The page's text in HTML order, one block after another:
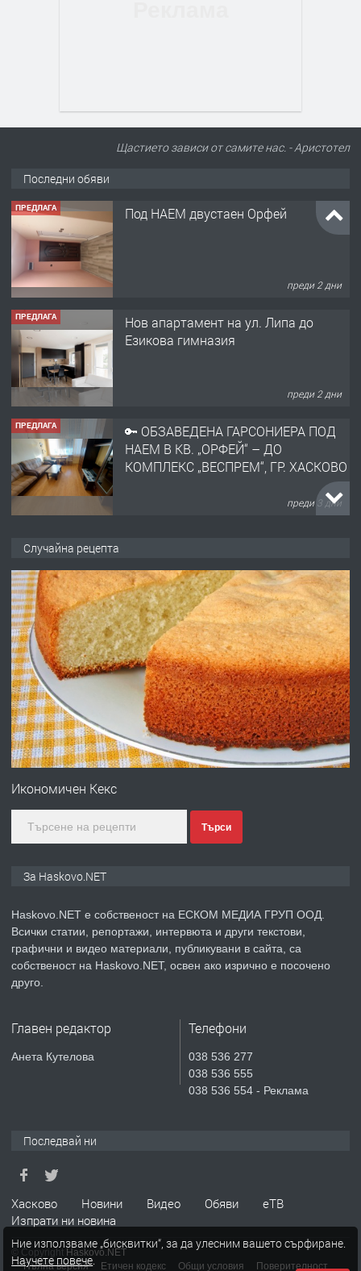
Щастието зависи от самите нас. - Аристотел
Последни обяви
ПРЕДЛАГА Под НАЕМ двустаен Орфей
преди 2 дни
ПРЕДЛАГА
Нов апартамент на ул. Липа до
Езикова гимназия
преди 2 дни
ПРЕДЛАГА
🔑 ОБЗАВЕДЕНА ГАРСОНИЕРА ПОД
НАЕМ В КВ. „ОРФЕЙ“ – ДО
КОМПЛЕКС „ВЕСПРЕМ“, ГР. ХАСКОВО
преди 3 дни
АПАРТАМЕНТ В ЦЕНТЪРА НА ГР.
ХАСКОВО
преди 4 дни
ПРЕДЛАГА Давам гараж под наем
преди 4 дни
ПРЕДЛАГА
№4120 Магазин/Офис под наем в кв.
преди 5 дни
ПРЕДЛАГА
Продавам парцел в гр. Хасково кв.
СГЛОБЯВАНЕ НА МЕБЕЛИ.
апартамент под наем в кв.
Училищни, гр. Хасково.
преди 5 дни
Случайна рецепта
Икономичен Кекс
Търси
За Haskovo.NET
Haskovo.NET е собственост на ЕСКОМ МЕДИА ГРУП ООД.
Всички статии, репортажи, интервюта и други текстови,
графични и видео материали, публикувани в сайта, са
собственост на Haskovo.NET, освен ако изрично е посочено
друго.
Главен редактор
Анета Кутелова
Телефони
038 536 277
038 536 555
038 536 554 - Реклама
Последвай ни
Хасково Новини Видео Обяви
еТВ
Изпрати ни новина
© Copyright Haskovo.NET
Пълна версия
Етичен кодекс Общи условия Поверителност
Ние използваме „бисквитки“, за да улесним вашето сърфиране.
Научете повече.